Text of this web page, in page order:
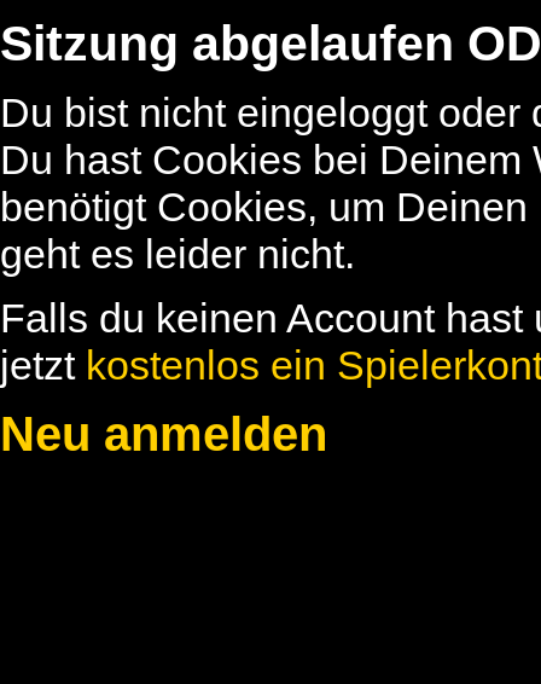
Sitzung abgelaufen
Du bist nicht eingeloggt
Du hast Cookies bei
benötigt Cookies, um
geht es leider nicht.
Falls du keinen Account
jetzt kostenlos ein
Neu anmelden